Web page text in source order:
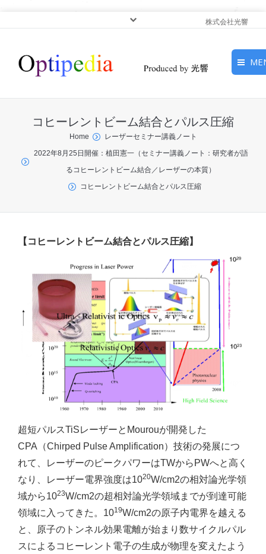
株式会社光響
ピックアップ
光基礎・光源
光応用・アプリケーショ
コヒーレントビーム結合とパルス圧縮
You are here:Home
レーザーセミナー講義ノート
2022年8月25日開催：植田憲一（セミナー講義ノート：研究者が語
るコヒーレントビーム結合／レーザーの本質）
コヒーレントビーム結合とパルス圧縮
【コヒーレントビーム結合とパルス圧縮】
超短パルスTiSレーザーとMourouが開発した
CPA（Chirped Pulse Amplification）技術の発展につ
れて、レーザーのピークパワーはTWからPWへと高く
なり、レーザー電界強度は1020W/cm2の相対論光学領
域から1023W/cm2の超相対論光学領域までが到達可能
領域に入ってきた。1019W/cm2の原子内電界を越える
と、原子のトンネル効果電離が始まり数サイクルパル
スによるコヒーレント電子の生成が物理を変えたよう